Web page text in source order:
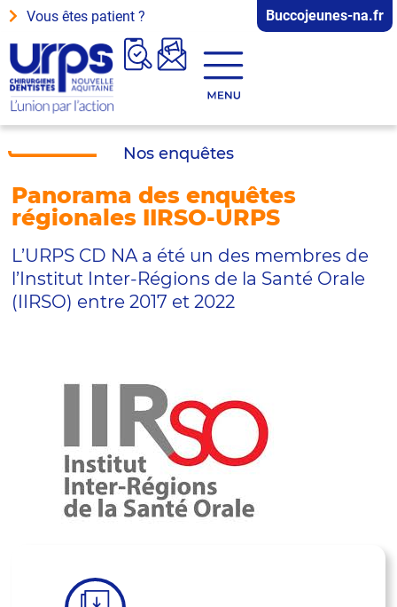
Vous êtes patient ? Buccojeunes-na.fr
Nos enquêtes
Panorama des enquêtes
régionales IIRSO-URPS
L’URPS CD NA a été un des membres de
l’Institut Inter-Régions de la Santé Orale
(IIRSO) entre 2017 et 2022